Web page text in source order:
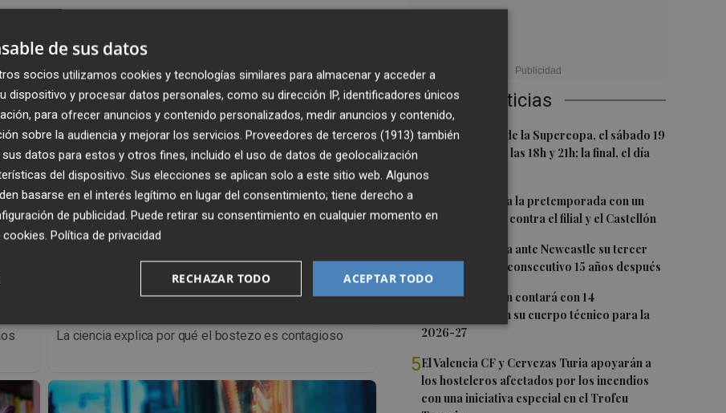
Últimas Noticias
1Las semifinales de la Supercopa, el sábado 19
de septiembre a las 18h y 21h; la final, el día
20 a las 19h
2
El Levante cierra la pretemporada con un
doble amistoso: contra el filial y el Castellón
El Valencia busca ante Newcastle su tercer
Trofeo Naranja consecutivo 15 años después
4Carlos Corberán contará con 14
profesionales en su cuerpo técnico para la
2026-27
5El Valencia CF y Cervezas Turia apoyarán a
los hosteleros afectados por los incendios
con una iniciativa especial en el Trofeu
La ciencia explica por qué el bostezo es contagioso
de sus datos
socios utilizamos cookies y tecnologías similares para almacenar y acceder a
dispositivo y procesar datos personales, como su dirección IP, identificadores únicos
para ofrecer anuncios y contenido personalizados, medir anuncios y contenido,
sobre la audiencia y mejorar los servicios. Proveedores de terceros (1913) también
datos para estos y otros fines, incluido el uso de datos de geolocalización
del dispositivo. Sus elecciones se aplican solo a este sitio web. Algunos
basarse en el interés legítimo en lugar del consentimiento; tiene derecho a
de publicidad. Puede retirar su consentimiento en cualquier momento en
cookies. Política de privacidad
ACEPTAR TODO
RECHAZAR TODO